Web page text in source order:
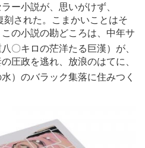
ー小説が、思いがけず、
された。こまかいことはそ
の小説の勘どころは、中年サ
八〇キロの茫洋たる巨漢）が、
圧政を逃れ、放浪のはてに、
）のバラック集落に住みつく